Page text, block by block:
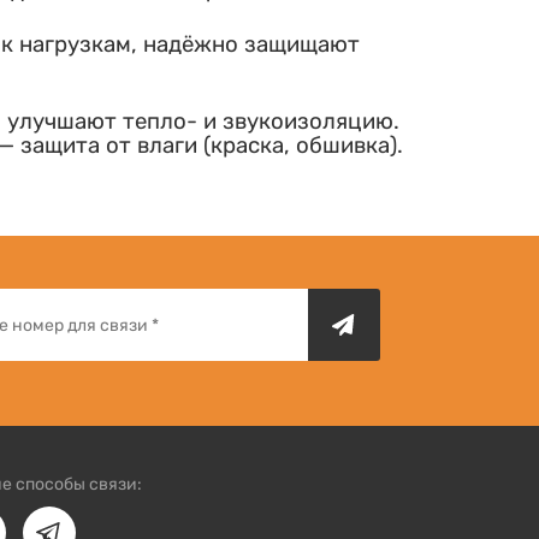
нагрузкам, надёжно защищают
тепло- и звукоизоляцию.
от влаги (краска, обшивка).
способы связи: